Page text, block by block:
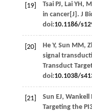
[19] Tsai PJ, Lai YH,
in cancer[J]. J
doi:10.1186/
[20] He Y, Sun MM,
signal
Transduct
doi:10.1038/
[21] Sun EJ, Wankell
Targeting the